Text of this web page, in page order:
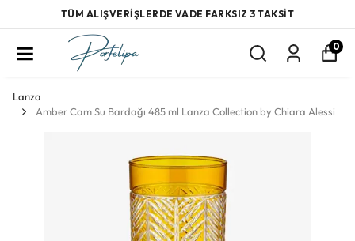
TÜM ALIŞVERİŞLERDE VADE FARKSIZ 3 TAKSİT
0
Lanza
Amber Cam Su Bardağı 485 ml Lanza Collection by Chiara Alessi